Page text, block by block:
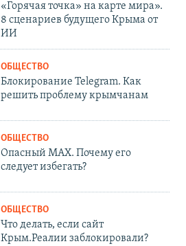
«Горячая точка» на карте мира».
8 сценариев будущего Крыма от
ИИ
ОБЩЕСТВО
Блокирование Telegram. Как
решить проблему крымчанам
ОБЩЕСТВО
Опасный MAX. Почему его
следует избегать?
ОБЩЕСТВО
Что делать, если сайт
Крым.Реалии заблокировали?